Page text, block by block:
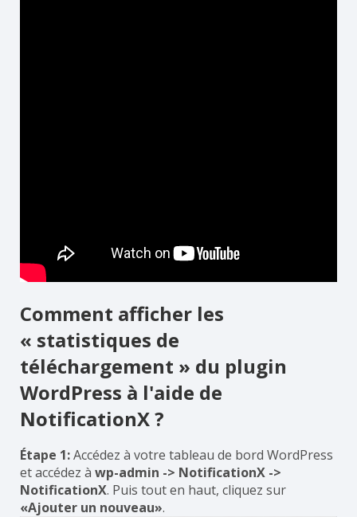
Comment afficher les
« statistiques de
téléchargement » du plugin
WordPress à l'aide de
NotificationX ?
Étape 1:Accédez à votre tableau de bord WordPress
et accédez à wp-admin -> NotificationX ->
NotificationX. Puis tout en haut, cliquez sur
«Ajouter un nouveau».